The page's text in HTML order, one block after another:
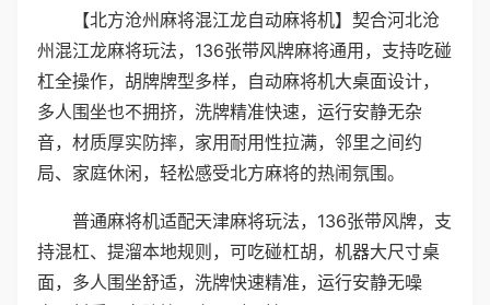
【北方沧州麻将混江龙自动麻将机】契合河北沧
州混江龙麻将玩法，136张带风牌麻将通用，支持吃碰
杠全操作，胡牌牌型多样，自动麻将机大桌面设计，
多人围坐也不拥挤，洗牌精准快速，运行安静无杂
音，材质厚实防摔，家用耐用性拉满，邻里之间约
局、家庭休闲，轻松感受北方麻将的热闹氛围。
普通麻将机适配天津麻将玩法，136张带风牌，支
持混杠、提溜本地规则，可吃碰杠胡，机器大尺寸桌
面，多人围坐舒适，洗牌快速精准，运行安静无噪